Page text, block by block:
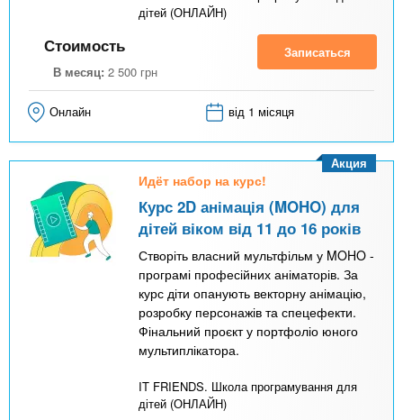
дітей (ОНЛАЙН)
Стоимость
В месяц: 2 500 грн
Записаться
Онлайн від 1 місяця
Идёт набор на курс!
Курс 2D анімація (MOHO) для
дітей віком від 11 до 16 років
Створіть власний мультфільм у MOHO -
програмі професійних аніматорів. За
курс діти опанують векторну анімацію,
розробку персонажів та спецефекти.
Фінальний проєкт у портфоліо юного
мультиплікатора.
IT FRIENDS. Школа програмування для
дітей (ОНЛАЙН)
Акция